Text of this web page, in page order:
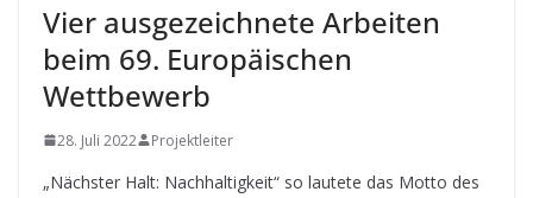
Vier ausgezeichnete Arbeiten
beim 69. Europäischen
Wettbewerb
28. Juli 2022 Projektleiter
„Nächster Halt: Nachhaltigkeit“ so lautete das Motto des